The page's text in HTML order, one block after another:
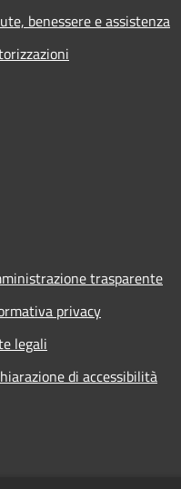
benessere e assistenza
trasparente
privacy
legali
di accessibilità